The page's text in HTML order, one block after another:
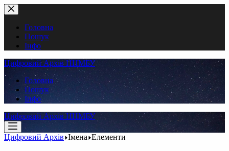
Перейти
до
вмістуГоловна
Пошук
Інфо
Цифровий Архів ННМБУ
Головна
Пошук
Інфо
Цифровий Архів ННМБУ
Цифровий Архів Імена Елементи